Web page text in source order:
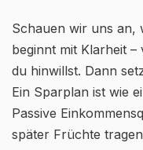
Schauen wir uns an,
beginnt mit Klarheit
du hinwillst. Dann
Ein Sparplan ist wie
Passive
später Früchte